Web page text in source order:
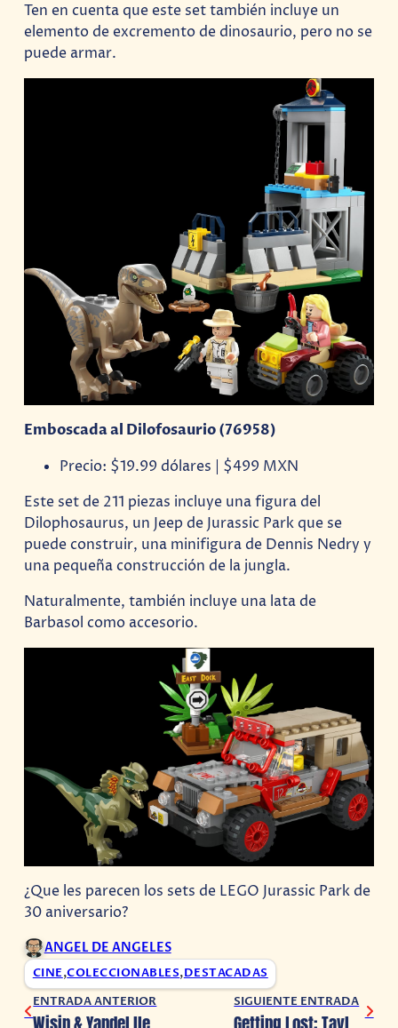
Ten en cuenta que este set también incluye un
elemento de excremento de dinosaurio, pero no se
puede armar.
Emboscada al Dilofosaurio (76958)
Precio: $19.99 dólares | $499 MXN
Este set de 211 piezas incluye una figura del
Dilophosaurus, un Jeep de Jurassic Park que se
puede construir, una minifigura de Dennis Nedry y
una pequeña construcción de la jungla.
Naturalmente, también incluye una lata de
Barbasol como accesorio.
¿Que les parecen los sets de LEGO Jurassic Park de
30 aniversario?
ANGEL DE ANGELES
CINE,COLECCIONABLES,DESTACADAS
ENTRADA ANTERIOR
SIGUIENTE ENTRADA